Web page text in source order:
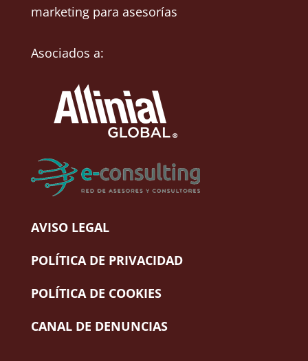
marketing para asesorías
Asociados a:
AVISO LEGAL
POLÍTICA DE PRIVACIDAD
POLÍTICA DE COOKIES
CANAL DE DENUNCIAS